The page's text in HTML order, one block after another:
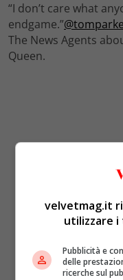
“I don’t care what
endgame.”
The News Agents
Queen.
velvetmag.it
utilizzare i
Pubblicità e
delle
ricerche sul